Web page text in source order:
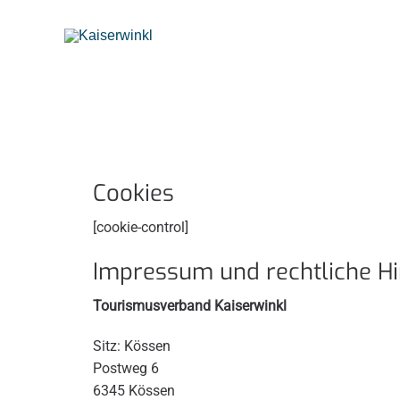
Cookies
[cookie-control]
Impressum und rechtliche
Tourismusverband Kaiserwinkl
Sitz: Kössen
Postweg 6
6345 Kössen